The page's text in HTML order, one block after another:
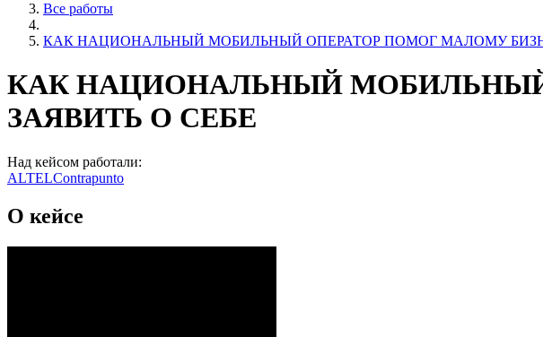
Все работы
КАК НАЦИОНАЛЬНЫЙ МОБИЛЬНЫЙ ОПЕРАТОР ПОМОГ МАЛОМУ
КАК НАЦИОНАЛЬНЫЙ
ЗАЯВИТЬ О СЕБЕ
Над кейсом работали:
ALTELContrapunto
О кейсе